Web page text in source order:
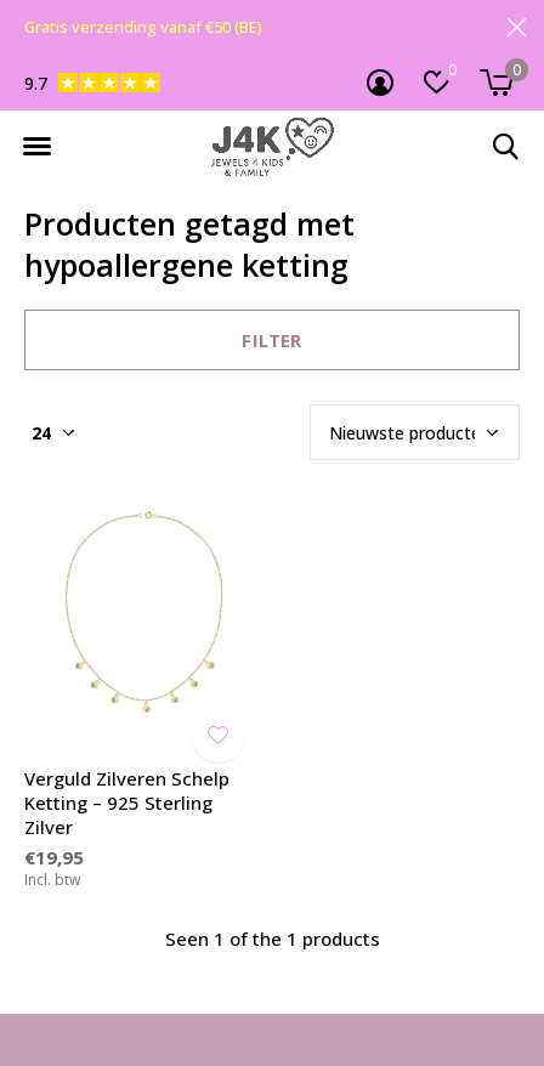
0 0
9.7
Gratis verzending vanaf €50 (BE)
Producten getagd met
hypoallergene ketting
FILTER
Verguld Zilveren Schelp
Ketting – 925 Sterling
Zilver
€19,95
Incl. btw
Seen 1 of the 1 products